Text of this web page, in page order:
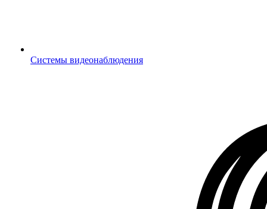
Системы видеонаблюдения